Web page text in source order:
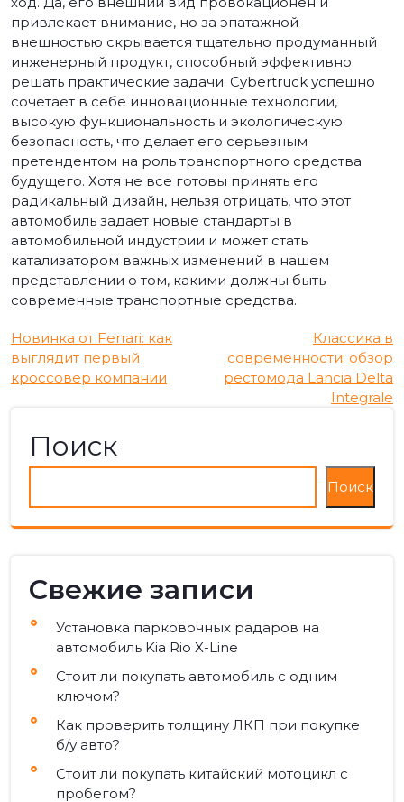
привлекает внимание, но за эпатажной
внешностью скрывается тщательно продуманный
инженерный продукт, способный эффективно
решать практические задачи. Cybertruck успешно
сочетает в себе инновационные технологии,
высокую функциональность и экологическую
безопасность, что делает его серьезным
претендентом на роль транспортного средства
будущего. Хотя не все готовы принять его
радикальный дизайн, нельзя отрицать, что этот
автомобиль задает новые стандарты в
автомобильной индустрии и может стать
катализатором важных изменений в нашем
представлении о том, какими должны быть
современные транспортные средства.
Навигация
по
Новинка от Ferrari: как
выглядит первый
кроссовер компании
Классика в
современности: обзор
рестомода Lancia Delta
Integrale
Поиск
Поиск
Свежие записи
Установка парковочных радаров на
автомобиль Kia Rio X-Line
Стоит ли покупать автомобиль с одним
ключом?
Как проверить толщину ЛКП при покупке
б/у авто?
Стоит ли покупать китайский мотоцикл с
пробегом?